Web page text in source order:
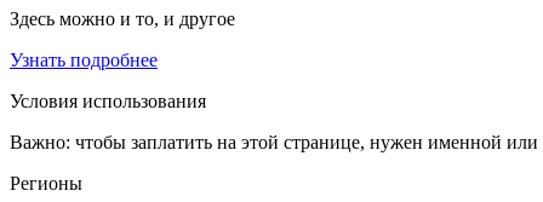
Здесь можно и то, и другое
Узнать подробнее
Условия использования
Важно: чтобы заплатить на этой странице, нужен именной
Регионы